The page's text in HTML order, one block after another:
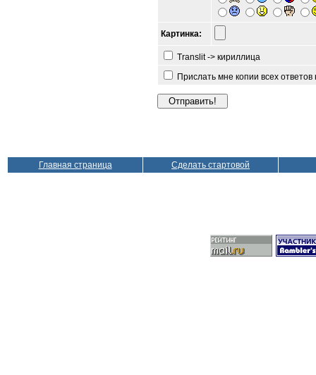
Картинка:
Translit -> кириллица
Прислать мне копии всех
Главная страница Сделать стартовой